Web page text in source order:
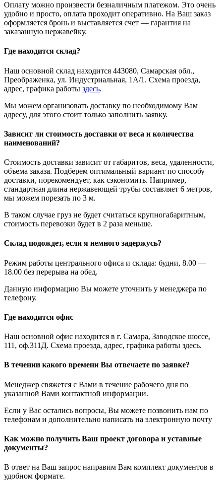
Оплату можно произвести безналичным платежом. Это очень
удобно и просто, оплата проходит оперативно. На Ваш заказ
оформляется бронь и выставляется счет — гарантия на
заказанную нержавейку.
Где находится склад?
Наш основной склад находится 443080, Самарская обл.,
Преображенка, ул. Индустриальная, 1А/1. Схема проезда,
адрес, графика работы здесь.
Мы можем организовать доставку по необходимому Вам
адресу, для этого стоит только заполнить заявку.
Зависит ли стоимость доставки от веса и количества
наименований?
Стоимость доставки зависит от габаритов, веса, удаленности,
объема заказа. Подберем оптимальный вариант по способу
доставки, порекомендует, как сэкономить. Например,
стандартная длина нержавеющей трубы составляет 6 метров,
мы можем порезать по 3 м.
В таком случае груз не будет считаться крупногабаритным,
стоимость перевозки будет в 2 раза меньше.
Склад подождет, если я немного задержусь?
Режим работы центрального офиса и склада: будни, 8.00 —
18.00 без перерыва на обед.
Данную информацию Вы можете уточнить у менеджера по
телефону.
Где находится офис
Наш основной офис находится в г. Самара, Заводское шоссе,
111, оф.311Д. Схема проезда, адрес, графика работы здесь.
В течении какого времени Вы отвечаете по заявке?
Менеджер свяжется с Вами в течение рабочего дня по
указанной Вами контактной информации.
Если у Вас остались вопросы, Вы можете позвонить нам по
телефонам и дополнительно написать на электронную почту
Как можно получить Ваш проект договора и уставные
документы?
В ответ на Ваш запрос направим Вам комплект документов в
удобном формате.